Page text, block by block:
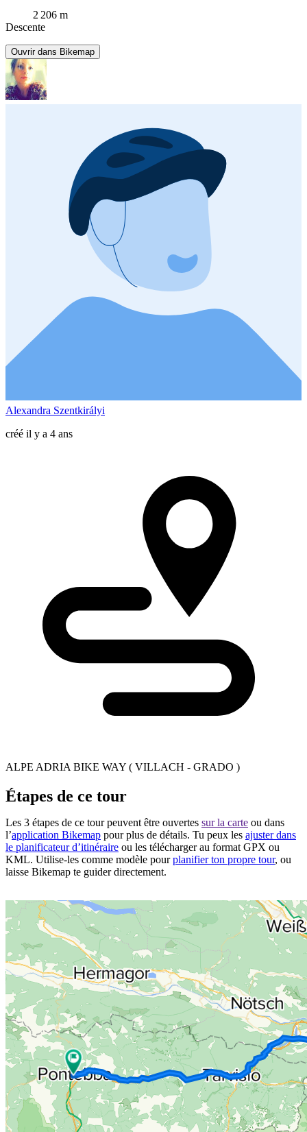
2 206 m
Descente
Ouvrir dans Bikemap
Alexandra Szentkirályi
créé il y a 4 ans
ALPE ADRIA BIKE WAY ( VILLACH - GRADO )
Étapes de ce tour
Les 3 étapes de ce tour peuvent être ouvertes sur la carte ou dans
l’application Bikemap pour plus de détails. Tu peux les ajuster dans
le planificateur d’itinéraire ou les télécharger au format GPX ou
KML. Utilise-les comme modèle pourplanifier ton propre tour, ou
laisse Bikemap te guider directement.